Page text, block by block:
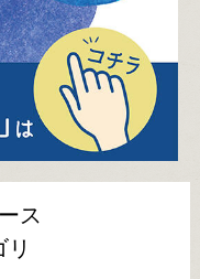
ス